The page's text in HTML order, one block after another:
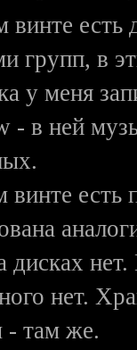
винте
групп, в
у меня
- в ней
винте
дисках
нет.
- там же.